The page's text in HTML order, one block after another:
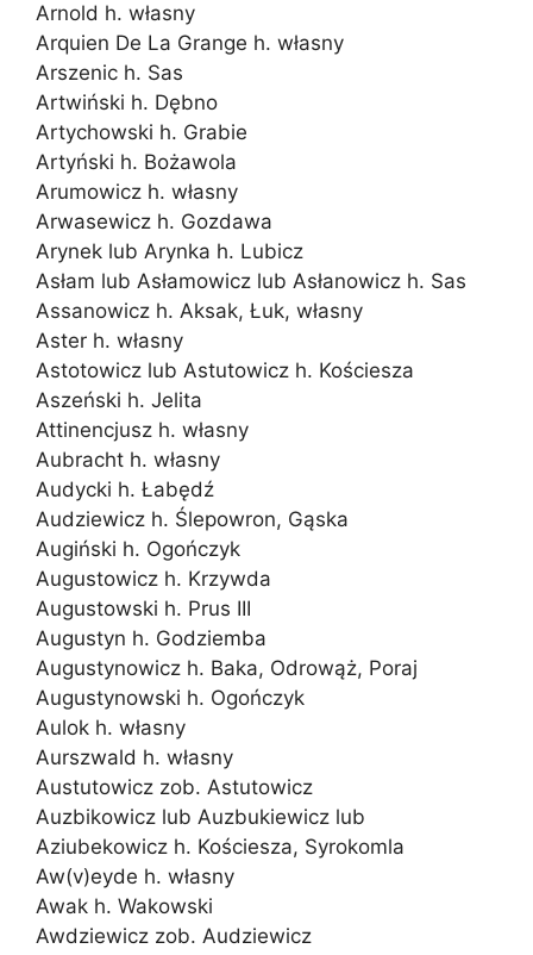
Arnold h. własny
Arquien De La Grange h. własny
Arszenic h. Sas
Artwiński h. Dębno
Artychowski h. Grabie
Artyński h. Bożawola
Arumowicz h. własny
Arwasewicz h. Gozdawa
Arynek lub Arynka h. Lubicz
Asłam lub Asłamowicz lub Asłanowicz h. Sas
Assanowicz h. Aksak, Łuk, własny
Aster h. własny
Astotowicz lub Astutowicz h. Kościesza
Aszeński h. Jelita
Attinencjusz h. własny
Aubracht h. własny
Audycki h. Łabędź
Audziewicz h. Ślepowron, Gąska
Augiński h. Ogończyk
Augustowicz h. Krzywda
Augustowski h. Prus III
Augustyn h. Godziemba
Augustynowicz h. Baka, Odrowąż, Poraj
Augustynowski h. Ogończyk
Aulok h. własny
Aurszwald h. własny
Austutowicz zob. Astutowicz
Auzbikowicz lub Auzbukiewicz lub
Aziubekowicz h. Kościesza, Syrokomla
Aw(v)eyde h. własny
Awak h. Wakowski
Awdziewicz zob. Audziewicz